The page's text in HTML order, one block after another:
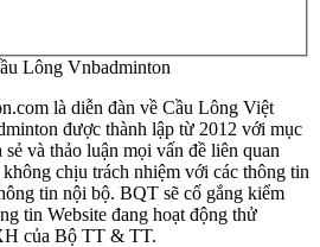
Lông Vnbadminton
là diễn đàn về Cầu Lông Việt
được thành lập từ 2012 với mục
và thảo luận mọi vấn đề liên quan
chịu trách nhiệm với các thông tin
tin nội bộ. BQT sẽ cố gắng kiểm
tin Website đang hoạt động thử
của Bộ TT & TT.